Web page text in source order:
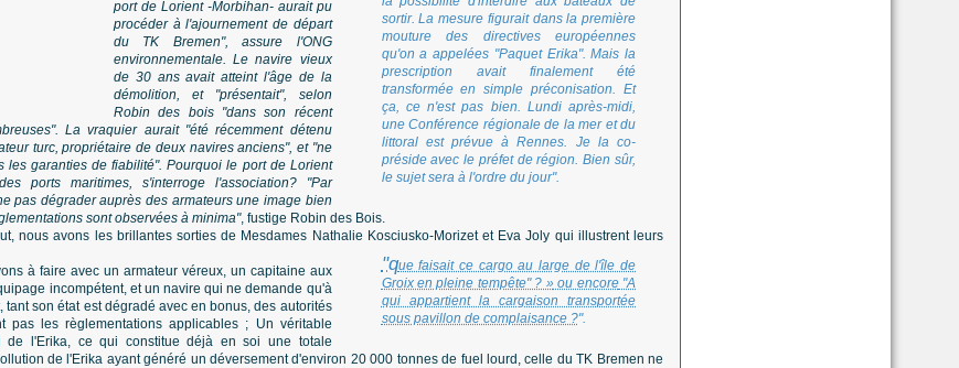
sortir. La mesure figurait dans la première
mouture des directives européennes
qu'on a appelées "Paquet Erika". Mais la
prescription avait finalement été
transformée en simple préconisation. Et
ça, ce n'est pas bien. Lundi après-midi,
une Conférence régionale de la mer et du
littoral est prévue à Rennes. Je la co-
préside avec le préfet de région. Bien sûr,
le sujet sera à l'ordre du jour".
port de Lorient -Morbihan- aurait pu
procéder à l'ajournement de départ
du TK Bremen", assure l'ONG
environnementale. Le navire vieux
de 30 ans avait atteint l'âge de la
démolition, et "présentait", selon
Robin des bois "dans son récent
La vraquier aurait "été récemment détenu
turc, propriétaire de deux navires anciens", et "ne
les garanties de fiabilité". Pourquoi le port de Lorient
ports maritimes, s'interroge l'association? "Par
pas dégrader auprès des armateurs une image bien
sont observées à minima", fustige Robin des Bois.
nous avons les brillantes sorties de Mesdames Nathalie Kosciusko-Morizet et Eva Joly qui illustrent leurs
"que faisait ce cargo au large de l'île de
Groix en pleine tempête" ? » ou encore"A
qui appartient la cargaison transportée
sous pavillon de complaisance ?".
à faire avec un armateur véreux, un capitaine aux
incompétent, et un navire qui ne demande qu'à
tant son état est dégradé avec en bonus, des autorités
pas les règlementations applicables ; Un véritable
de l'Erika, ce qui constitue déjà en soi une totale
de l'Erika ayant généré un déversement d'environ 20 000 tonnes de fuel lourd, celle du TK Bremen ne